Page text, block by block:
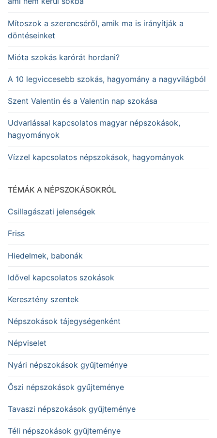
Mítoszok a szerencséről, amik ma is irányítják a
döntéseinket
Mióta szokás karórát hordani?
A 10 legviccesebb szokás, hagyomány a nagyvilágból
Szent Valentin és a Valentin nap szokása
Udvarlással kapcsolatos magyar népszokások,
hagyományok
Vízzel kapcsolatos népszokások, hagyományok
TÉMÁK A NÉPSZOKÁSOKRÓL
Csillagászati jelenségek
Friss
Hiedelmek, babonák
Idővel kapcsolatos szokások
Keresztény szentek
Népszokások tájegységenként
Népviselet
Nyári népszokások gyűjteménye
Őszi népszokások gyűjteménye
Tavaszi népszokások gyűjteménye
Téli népszokások gyűjteménye